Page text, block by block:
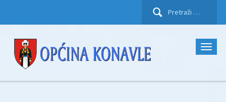
Pretraži: